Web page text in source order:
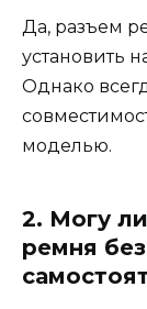
Да, разъем
установить
Однако
моделью.
2. Могу
ремня